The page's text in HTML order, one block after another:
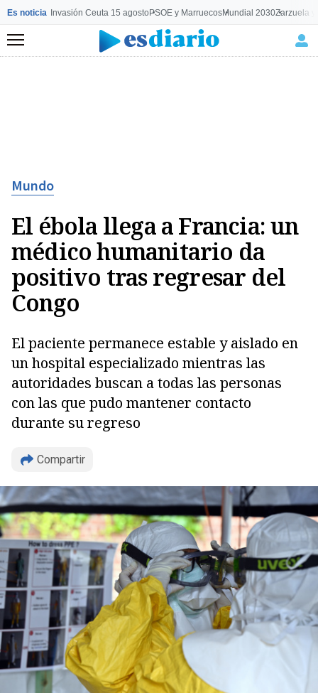
Es noticia Invasión Ceuta 15 agostoPSOE y MarruecosMundial 2030Zarzuela
Menú
Mundo
El ébola llega a Francia: un
médico humanitario da
positivo tras regresar del
Congo
El paciente permanece estable y aislado en
un hospital especializado mientras las
autoridades buscan a todas las personas
con las que pudo mantener contacto
durante su regreso
Compartir
Copiar